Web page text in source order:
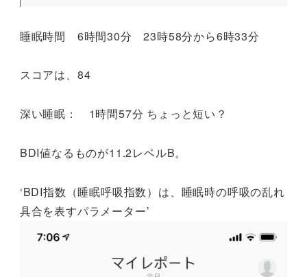
睡眠時間 6時間30分 23時58分から6時33分
スコアは、84
深い睡眠： 1時間57分 ちょっと短い？
BDI値なるものが11.2レベルB。
‘BDI指数（睡眠呼吸指数）は、睡眠時の呼吸の乱れ
具合を表すパラメーター’